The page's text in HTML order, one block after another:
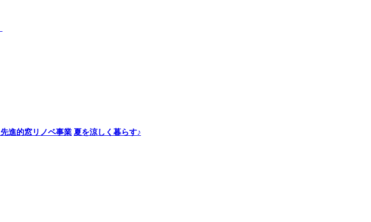
夏を涼しく暮らす♪